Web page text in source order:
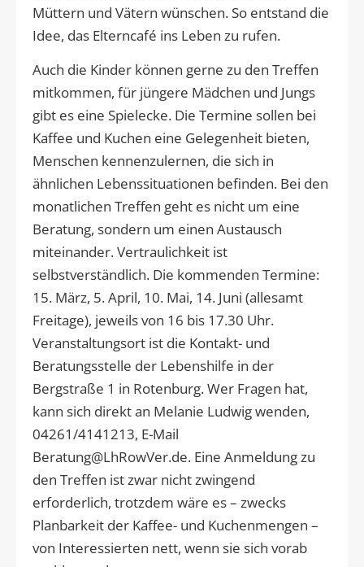
Müttern und Vätern wünschen. So entstand die
Idee, das Elterncafé ins Leben zu rufen.
Auch die Kinder können gerne zu den Treffen
mitkommen, für jüngere Mädchen und Jungs
gibt es eine Spielecke. Die Termine sollen bei
Kaffee und Kuchen eine Gelegenheit bieten,
Menschen kennenzulernen, die sich in
ähnlichen Lebenssituationen befinden. Bei den
monatlichen Treffen geht es nicht um eine
Beratung, sondern um einen Austausch
miteinander. Vertraulichkeit ist
selbstverständlich. Die kommenden Termine:
15. März, 5. April, 10. Mai, 14. Juni (allesamt
Freitage), jeweils von 16 bis 17.30 Uhr.
Veranstaltungsort ist die Kontakt- und
Beratungsstelle der Lebenshilfe in der
Bergstraße 1 in Rotenburg. Wer Fragen hat,
kann sich direkt an Melanie Ludwig wenden,
04261/4141213, E-Mail
Beratung@LhRowVer.de. Eine Anmeldung zu
den Treffen ist zwar nicht zwingend
erforderlich, trotzdem wäre es – zwecks
Planbarkeit der Kaffee- und Kuchenmengen –
von Interessierten nett, wenn sie sich vorab